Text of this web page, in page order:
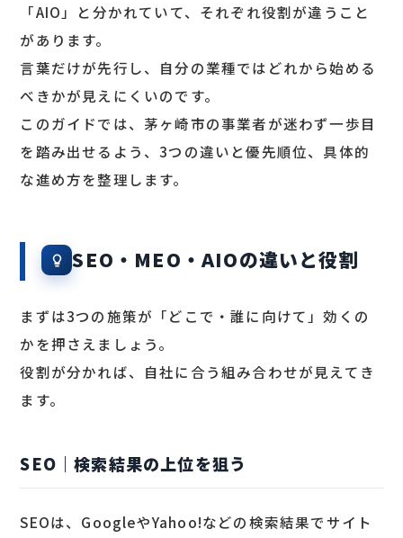
「AIO」と分かれていて、それぞれ役割が違うこと
があります。
言葉だけが先行し、自分の業種ではどれから始める
べきかが見えにくいのです。
このガイドでは、茅ヶ崎市の事業者が迷わず一歩目
を踏み出せるよう、3つの違いと優先順位、具体的
な進め方を整理します。
SEO・MEO・AIOの違いと役割
まずは3つの施策が「どこで・誰に向けて」効くの
かを押さえましょう。
役割が分かれば、自社に合う組み合わせが見えてき
ます。
SEO｜検索結果の上位を狙う
SEOは、GoogleやYahoo!などの検索結果でサイト